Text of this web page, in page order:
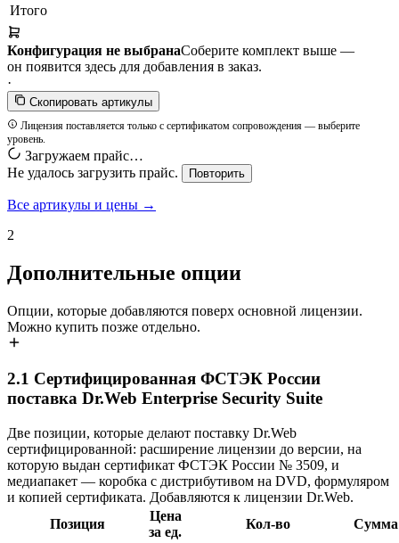
Итого
Конфигурация не выбранаСоберите комплект выше —
он появится здесь для добавления в заказ.
·
Скопировать артикулы
Лицензия поставляется только с сертификатом сопровождения — выберите
уровень.
Загружаем прайс…
Не удалось загрузить прайс.
Повторить
Все артикулы и цены →
2
Дополнительные опции
Опции, которые добавляются поверх основной лицензии.
Можно купить позже отдельно.
2.1 Сертифицированная ФСТЭК России
поставка Dr.Web Enterprise Security Suite
Две позиции, которые делают поставку Dr.Web
сертифицированной: расширение лицензии до версии, на
которую выдан сертификат ФСТЭК России № 3509, и
медиапакет — коробка с дистрибутивом на DVD, формуляром
и копией сертификата. Добавляются к лицензии Dr.Web.
Позиция
Цена
за ед.
Кол-во
Сумма